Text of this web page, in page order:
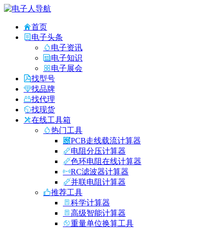
首页
电子头条
电子资讯
电子知识
电子展会
找型号
找品牌
找代理
找现货
在线工具箱
热门工具
PCB走线载流计算器
电阻分压计算器
色环电阻在线计算器
RC滤波器计算器
并联电阻计算器
推荐工具
科学计算器
高级智能计算器
重量单位换算工具